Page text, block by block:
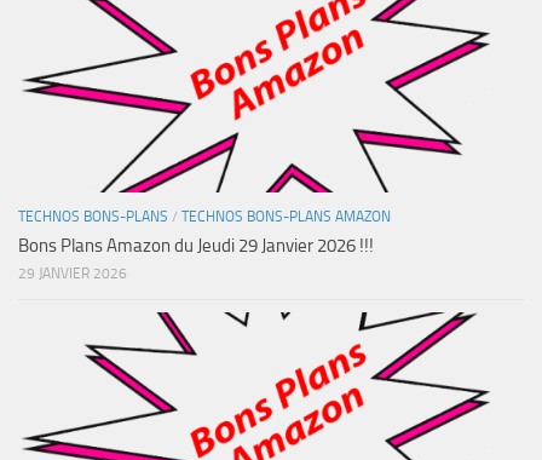
TECHNOS BONS-PLANS / TECHNOS BONS-PLANS AMAZON
Bons Plans Amazon du Jeudi 29 Janvier 2026 !!!
29 JANVIER 2026